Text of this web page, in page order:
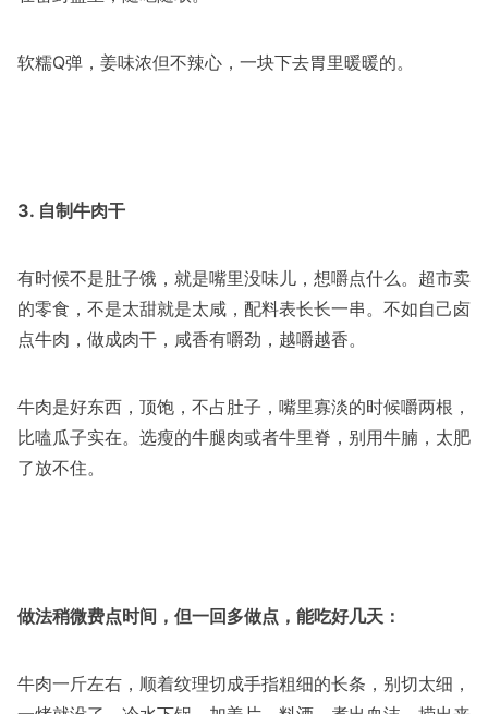
软糯Q弹，姜味浓但不辣心，一块下去胃里暖暖的。
3. 自制牛肉干
有时候不是肚子饿，就是嘴里没味儿，想嚼点什么。超市卖
的零食，不是太甜就是太咸，配料表长长一串。不如自己卤
点牛肉，做成肉干，咸香有嚼劲，越嚼越香。
牛肉是好东西，顶饱，不占肚子，嘴里寡淡的时候嚼两根，
比嗑瓜子实在。选瘦的牛腿肉或者牛里脊，别用牛腩，太肥
了放不住。
做法稍微费点时间，但一回多做点，能吃好几天：
牛肉一斤左右，顺着纹理切成手指粗细的长条，别切太细，